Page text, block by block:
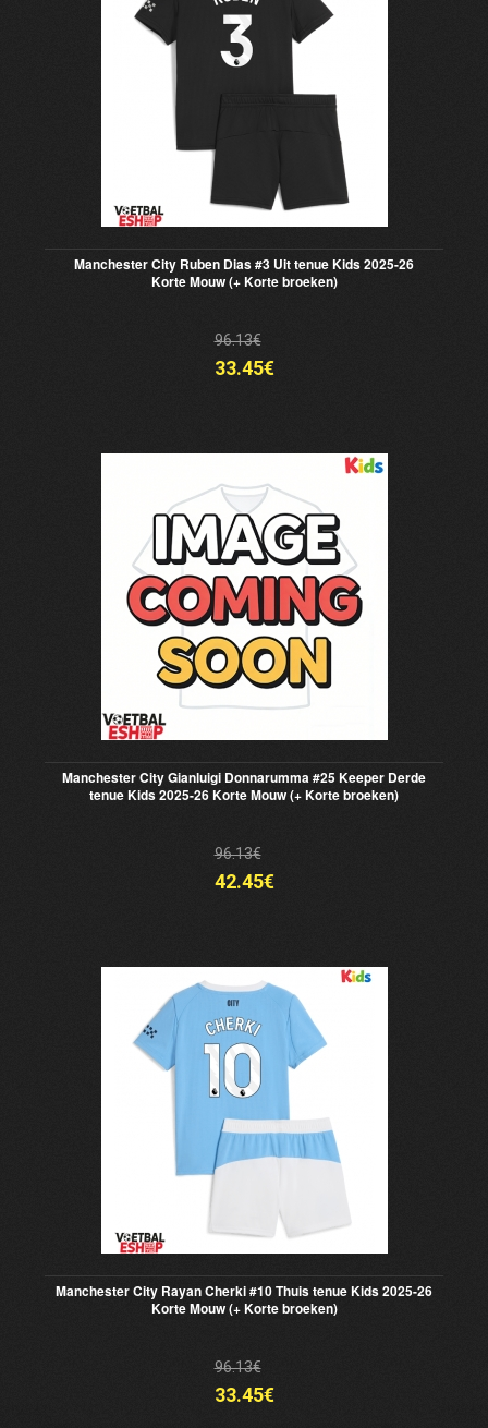
Manchester City Ruben Dias #3 Uit tenue Kids 2025-26
Korte Mouw (+ Korte broeken)
96.13€
33.45€
Manchester City Gianluigi Donnarumma #25 Keeper Derde
tenue Kids 2025-26 Korte Mouw (+ Korte broeken)
96.13€
42.45€
Manchester City Rayan Cherki #10 Thuis tenue Kids 2025-26
Korte Mouw (+ Korte broeken)
96.13€
33.45€